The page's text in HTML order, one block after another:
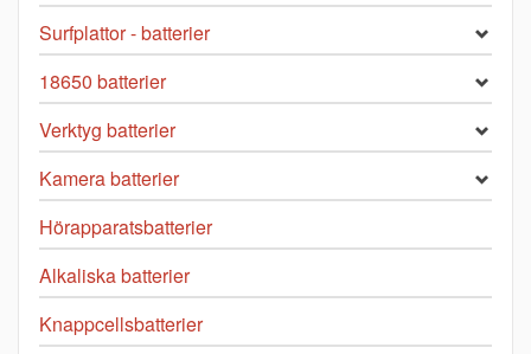
Surfplattor - batterier
18650 batterier
Verktyg batterier
Kamera batterier
Hörapparatsbatterier
Alkaliska batterier
Knappcellsbatterier